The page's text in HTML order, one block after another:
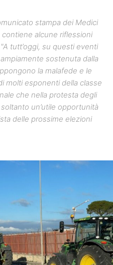
stampa dei Medici
alcune riflessioni
tutt’oggi, su questi eventi
sostenuta dalla
la malafede e le
molti esponenti della classe
che nella protesta degli
un’utile opportunità
delle prossime elezioni